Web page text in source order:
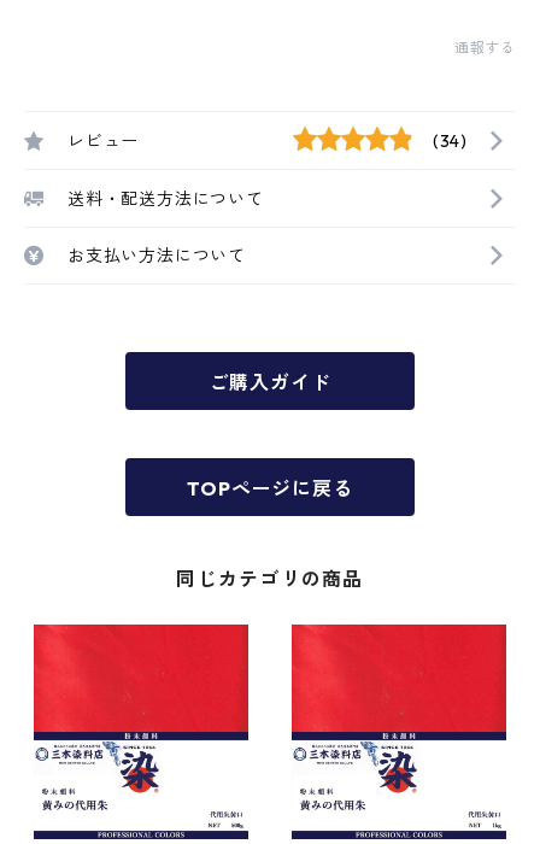
通報する
レビュー (34)
送料・配送方法について
お支払い方法について
ご購入ガイド
TOPページに戻る
同じカテゴリの商品